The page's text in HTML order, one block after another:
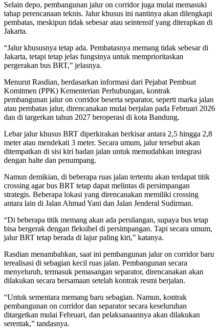
Selain depo, pembangunan jalur on corridor juga mulai memasuki
tahap perencanaan teknis. Jalur khusus ini nantinya akan dilengkapi
pembatas, meskipun tidak sebesar atau seintensif yang diterapkan di
Jakarta.
“Jalur khususnya tetap ada. Pembatasnya memang tidak sebesar di
Jakarta, tetapi tetap jelas fungsinya untuk memprioritaskan
pergerakan bus BRT,” jelasnya.
Menurut Rasdian, berdasarkan informasi dari Pejabat Pembuat
Komitmen (PPK) Kementerian Perhubungan, kontrak
pembangunan jalur on corridor beserta separator, seperti marka jalan
atau pembatas jalur, direncanakan mulai berjalan pada Februari 2026
dan di targerkan tahun 2027 beroperasi di kota Bandung.
Lebar jalur khusus BRT diperkirakan berkisar antara 2,5 hingga 2,8
meter atau mendekati 3 meter. Secara umum, jalur tersebut akan
ditempatkan di sisi kiri badan jalan untuk memudahkan integrasi
dengan halte dan penumpang.
Namun demikian, di beberapa ruas jalan tertentu akan terdapat titik
crossing agar bus BRT tetap dapat melintas di persimpangan
strategis. Beberapa lokasi yang direncanakan memiliki crossing
antara lain di Jalan Ahmad Yani dan Jalan Jenderal Sudirman.
“Di beberapa titik memang akan ada persilangan, supaya bus tetap
bisa bergerak dengan fleksibel di persimpangan. Tapi secara umum,
jalur BRT tetap berada di lajur paling kiri,” katanya.
Rasdian menambahkan, saat ini pembangunan jalur on corridor baru
terealisasi di sebagian kecil ruas jalan. Pembangunan secara
menyeluruh, termasuk pemasangan separator, direncanakan akan
dilakukan secara bersamaan setelah kontrak resmi berjalan.
“Untuk sementara memang baru sebagian. Namun, kontrak
pembangunan on corridor dan separator secara keseluruhan
ditargetkan mulai Februari, dan pelaksanaannya akan dilakukan
serentak,” tandasnya.